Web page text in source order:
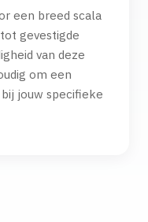
een breed scala
gevestigde
van deze
om een
jouw specifieke